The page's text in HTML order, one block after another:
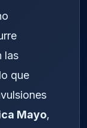
las
que
Mayo,